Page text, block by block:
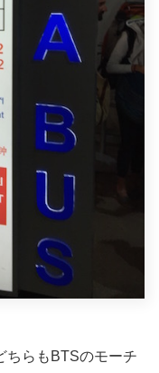
ちらもBTSのモーチ